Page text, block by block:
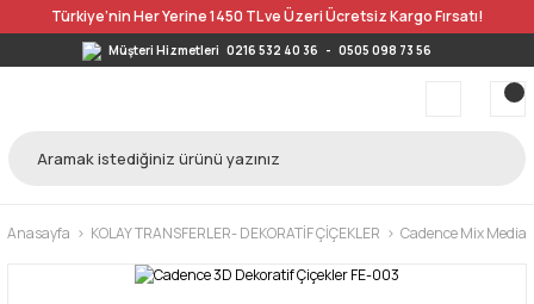
Türkiye’nin Her Yerine 1450 TL ve Üzeri Ücretsiz Kargo Fırsatı!
Müşteri Hizmetleri 0216 532 40 36 - 0505 098 73 56
Anasayfa KOLAY TRANSFERLER- DEKORATİF ÇİÇEKLER Cadence Mix Media